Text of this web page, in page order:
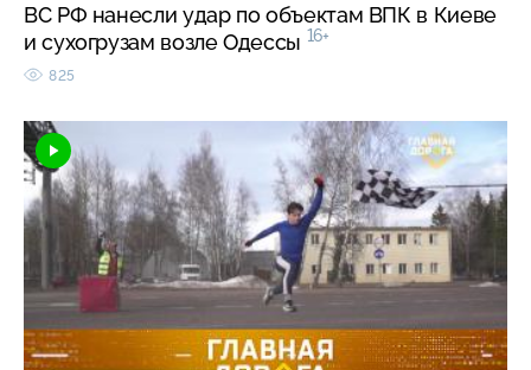
ВС РФ нанесли удар по объектам ВПК в Киеве
и сухогрузам возле Одессы 16+
825